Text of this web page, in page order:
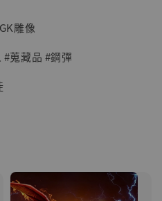
雕像
#蒐藏品 #鋼彈